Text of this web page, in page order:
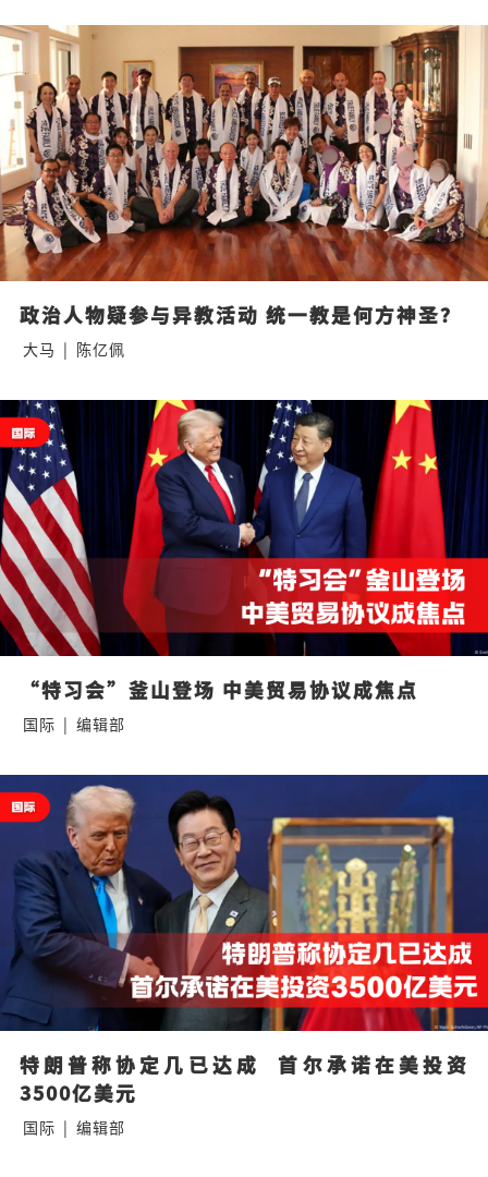
政治人物疑参与异教活动 统一教是何方神圣？
大马 | 陈亿佩
“特习会”釜山登场 中美贸易协议成焦点
国际 | 编辑部
特朗普称协定几已达成  首尔承诺在美投资
3500亿美元
国际 | 编辑部